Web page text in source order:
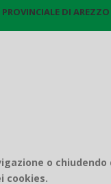
PROVINCIALE DI
o
cookies.